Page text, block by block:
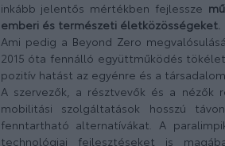
inkább jelentős mértékben fejlessze
emberi és természeti életközösségeket.
Ami pedig a Beyond Zero
2015 óta fennálló együttműködés
pozitív hatást az egyénre és a
A szervezők, a résztvevők és a nézők
mobilitási szolgáltatások hosszú
fenntartható alternatívákat. A
technológiai fejlesztéseket is